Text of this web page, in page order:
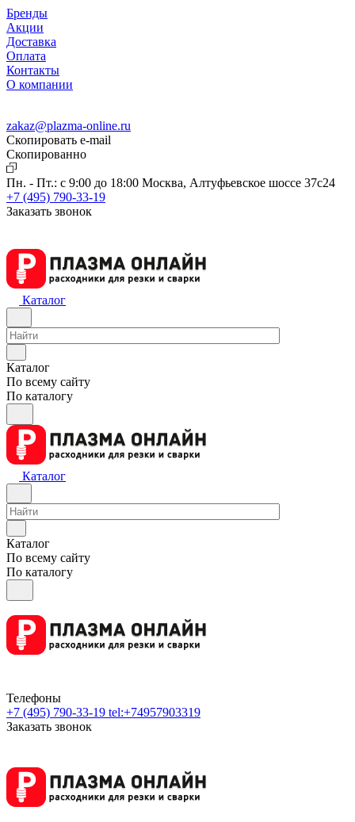
Бренды
Акции
Доставка
Оплата
Контакты
О компании
zakaz@plazma-online.ru
Скопировать e-mail
Cкопированно
Пн. - Пт.: с 9:00 до 18:00 Москва, Алтуфьевское шоссе 37с24
+7 (495) 790-33-19
Заказать звонок
Каталог
Каталог
По всему сайту
По каталогу
Каталог
Каталог
По всему сайту
По каталогу
Телефоны
+7 (495) 790-33-19 tel:+74957903319
Заказать звонок